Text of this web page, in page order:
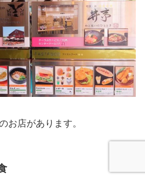
お店があります。